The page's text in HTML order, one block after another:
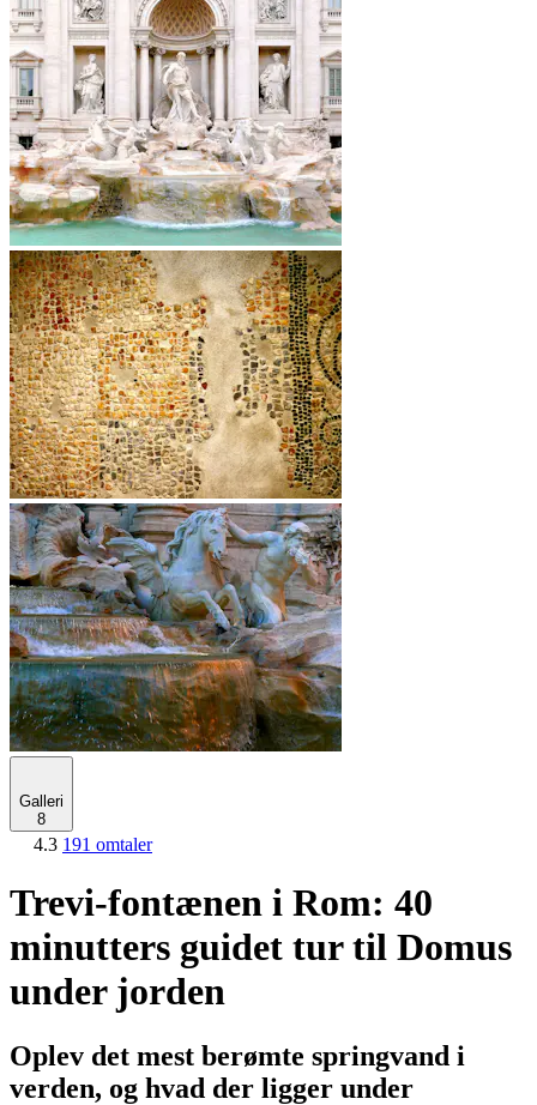
Galleri
8
4.3 191 omtaler
Trevi-fontænen i Rom: 40
minutters guidet tur til Domus
under jorden
Oplev det mest berømte springvand i
verden, og hvad der ligger under